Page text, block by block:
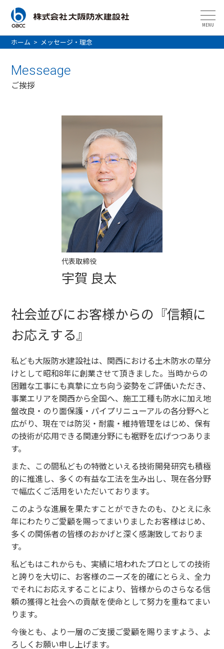
MENU
ホーム > メッセージ・理念
Messeage
ご挨拶
代表取締役
宇賀 良太
社会並びにお客様からの『信頼に
お応えする』
私ども大阪防水建設社は、関西における土木防水の草分
けとして昭和8年に創業させて頂きました。当時からの
困難な工事にも真摯に立ち向う姿勢をご評価いただき、
事業エリアを関西から全国へ、施工工種も防水に加え地
盤改良・のり面保護・パイプリニューアルの各分野へと
広がり、現在では防災・耐震・維持管理をはじめ、保有
の技術が応用できる関連分野にも裾野を広げつつありま
す。
また、この間私どもの特徴といえる技術開発研究も積極
的に推進し、多くの有益な工法を生み出し、現在各分野
で幅広くご活用をいただいております。
このような進展を果たすことができたのも、ひとえに永
年にわたりご愛顧を賜ってまいりましたお客様はじめ、
多くの関係者の皆様のおかげと深く感謝致しておりま
す。
私どもはこれからも、実績に培われたプロとしての技術
と誇りを大切に、お客様のニーズを的確にとらえ、全力
でそれにお応えすることにより、皆様からのさらなる信
頼の獲得と社会への貢献を使命として努力を重ねてまい
ります。
今後とも、より一層のご支援ご愛顧を賜りますよう、よ
ろしくお願い申し上げます。